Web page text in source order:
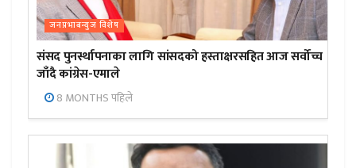
जनप्रभाबन्युज विशेष
संसद पुनर्स्थापनाका लागि सांसदको हस्ताक्षरसहित आज सर्वोच्च
जाँदै कांग्रेस-एमाले
8 MONTHS पहिले